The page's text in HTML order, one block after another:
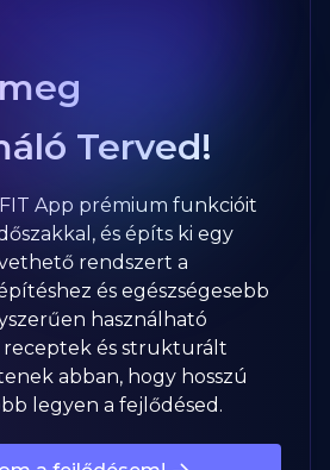
Terved!
App prémium funkcióit
és építs ki egy
rendszert a
és egészségesebb
használható
receptek és strukturált
abban, hogy hosszú
legyen a fejlődésed.